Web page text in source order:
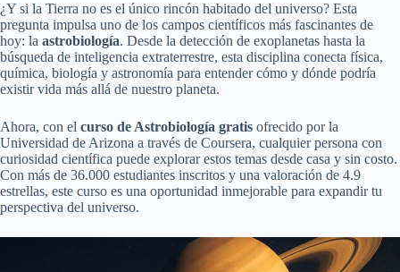
¿Y si la Tierra no es el único rincón habitado del universo? Esta
pregunta impulsa uno de los campos científicos más fascinantes de
hoy: la astrobiología. Desde la detección de exoplanetas hasta la
búsqueda de inteligencia extraterrestre, esta disciplina conecta física,
química, biología y astronomía para entender cómo y dónde podría
existir vida más allá de nuestro planeta.
Ahora, con el curso de Astrobiología gratis ofrecido por la
Universidad de Arizona a través de Coursera, cualquier persona con
curiosidad científica puede explorar estos temas desde casa y sin costo.
Con más de 36.000 estudiantes inscritos y una valoración de 4.9
estrellas, este curso es una oportunidad inmejorable para expandir tu
perspectiva del universo.